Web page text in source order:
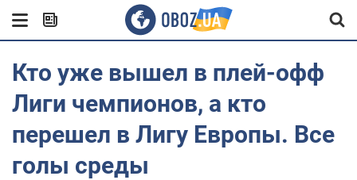
Кто уже вышел в плей-офф
Лиги чемпионов, а кто
перешел в Лигу Европы. Все
голы среды